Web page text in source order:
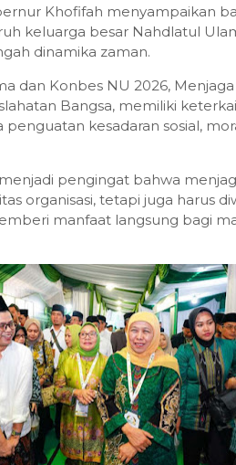
Khofifah menyampaikan
keluarga besar Nahdlatul
dinamika zaman.
dan Konbes NU 2026,
Bangsa, memiliki
kesadaran sosial,
pengingat bahwa
organisasi, tetapi juga harus
manfaat langsung bagi